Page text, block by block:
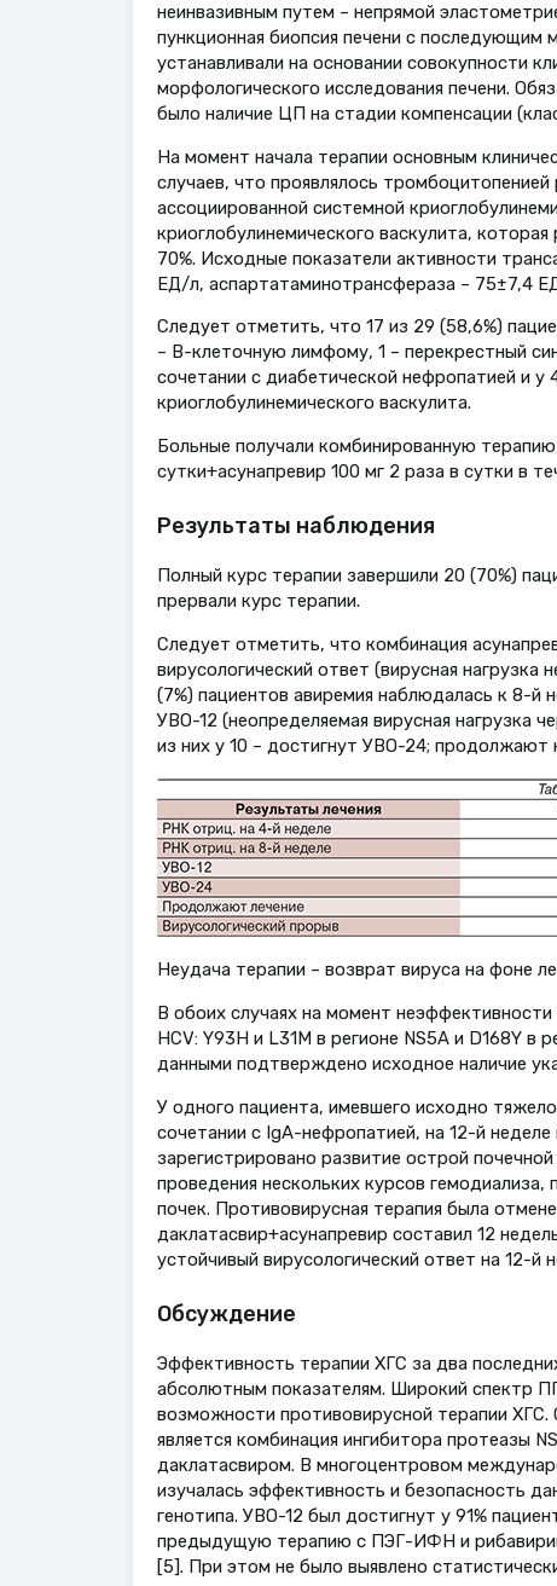
неинвазивным путем – непрямой
пункционная биопсия печени с
устанавливали на основании совокупности
морфологического исследования печени.
было наличие ЦП на стадии компенсации
На момент начала терапии основным
случаев, что проявлялось
ассоциированной системной
криоглобулинемического васкулита,
70%. Исходные показатели активности
ЕД/л, аспартатаминотрансфераза – 75±7,4
Следует отметить, что 17 из 29 (58,6%)
– В-клеточную лимфому, 1 – перекрестный
сочетании с диабетической нефропатией и у
криоглобулинемического васкулита.
Больные получали комбинированную
сутки+асунапревир 100 мг 2 раза в сутки в
Результаты наблюдения
Полный курс терапии завершили 20 (70%)
прервали курс терапии.
Следует отметить, что комбинация
вирусологический ответ (вирусная нагрузка
(7%) пациентов авиремия наблюдалась к 8-й
УВО-12 (неопределяемая вирусная нагрузка
из них у 10 – достигнут УВО-24; продолжают
Неудача терапии – возврат вируса на фоне
В обоих случаях на момент
HCV: Y93H и L31M в регионе NS5A и D168Y
данными подтверждено исходное наличие
У одного пациента, имевшего исходно
сочетании с IgA-нефропатией, на 12-й
зарегистрировано развитие острой
проведения нескольких курсов
почек. Противовирусная терапия была
даклатасвир+асунапревир составил 12
устойчивый вирусологический ответ на 12-
Обсуждение
Эффективность терапии ХГС за два
абсолютным показателям. Широкий спектр
возможности противовирусной терапии
является комбинация ингибитора протеазы
даклатасвиром. В многоцентровом
изучалась эффективность и безопасность
генотипа. УВО-12 был достигнут у 91%
предыдущую терапию с ПЭГ-ИФН и
[5]. При этом не было выявлено